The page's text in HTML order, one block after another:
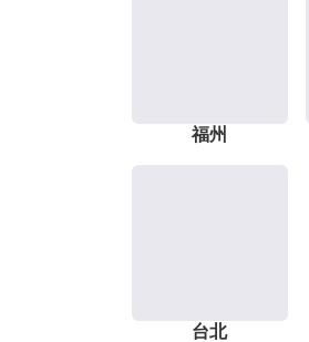
福州
台北